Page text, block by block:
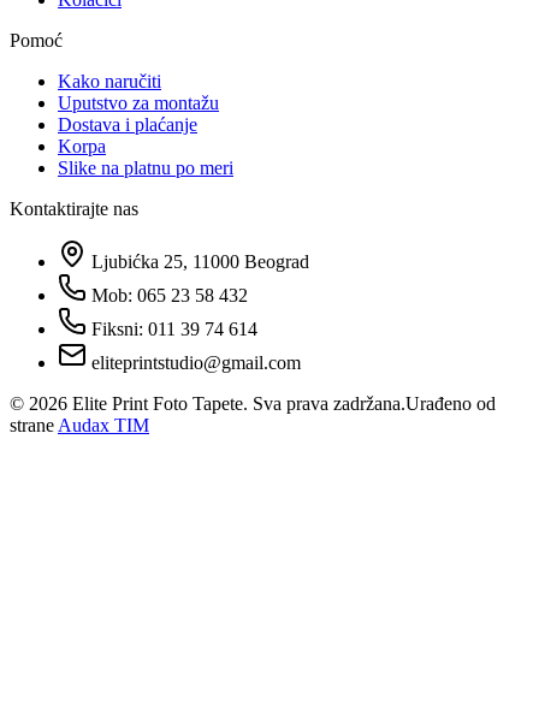
Pomoć
Kako naručiti
Uputstvo za montažu
Dostava i plaćanje
Korpa
Slike na platnu po meri
Kontaktirajte nas
Ljubićka 25, 11000 Beograd
Mob: 065 23 58 432
Fiksni: 011 39 74 614
eliteprintstudio@gmail.com
© 2026 Elite Print Foto Tapete. Sva prava zadržana.Urađeno od
strane Audax TIM